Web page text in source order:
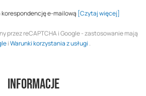
korespondencję e-mailową [Czytaj więcej]
przez reCAPTCHA i Google - zastosowanie mają
iWarunki korzystania z usługi .
Informacje